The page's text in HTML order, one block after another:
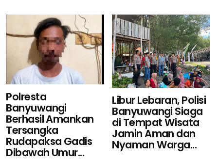
Polresta
Banyuwangi
Berhasil Amankan
Tersangka
Rudapaksa Gadis
Dibawah Umur...
Libur Lebaran, Polisi
Banyuwangi Siaga
di Tempat Wisata
Jamin Aman dan
Nyaman Warga...